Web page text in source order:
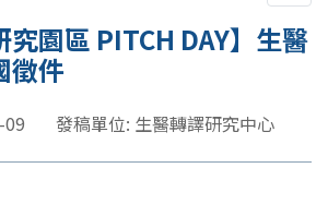
究園區 PITCH DAY】生醫
徵件
發稿單位: 生醫轉譯研究中心